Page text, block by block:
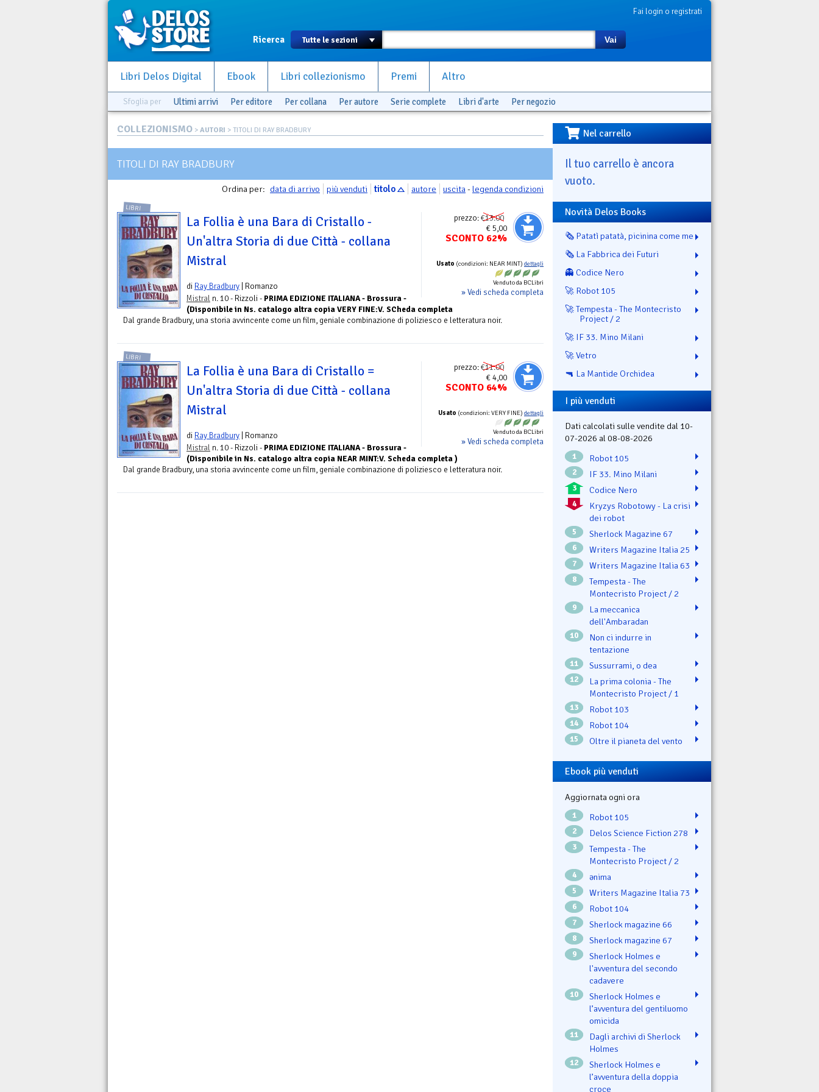
Fai login o registrati
Ricerca Vai
Libri Delos Digital Ebook Libri collezionismo Premi Altro
Sfoglia per Ultimi arrivi Per editore Per collana Per autore Serie complete Libri d'arte Per negozio
COLLEZIONISMO > AUTORI > TITOLI DI RAY BRADBURY
TITOLI DI RAY BRADBURY
Ordina per: data di arrivo più venduti titolo autore uscita-legenda condizioni
prezzo:€13.00
€ 5,00
SCONTO 62%
Usato (condizioni: NEAR MINT) dettagli
Venduto da BCLibri
» Vedi scheda completa
LIBRI
La Follia è una Bara di Cristallo -
Un'altra Storia di due Città - collana
Mistral
di Ray Bradbury | Romanzo
Mistral n. 10 - Rizzoli - PRIMA EDIZIONE ITALIANA - Brossura -
(Disponibile in Ns. catalogo altra copia VERY FINE:V. SCheda completa
Dal grande Bradbury, una storia avvincente come un film, geniale combinazione di poliziesco e letteratura noir.
prezzo:€11.00
€ 4,00
SCONTO 64%
Usato (condizioni: VERY FINE) dettagli
Venduto da BCLibri
» Vedi scheda completa
LIBRI
La Follia è una Bara di Cristallo =
Un'altra Storia di due Città - collana
Mistral
di Ray Bradbury | Romanzo
Mistral n. 10 - Rizzoli - PRIMA EDIZIONE ITALIANA - Brossura -
(Disponibile in Ns. catalogo altra copia NEAR MINT:V. Scheda completa )
Dal grande Bradbury, una storia avvincente come un film, geniale combinazione di poliziesco e letteratura noir.
Nel carrello
Il tuo carrello è ancora
vuoto.
Novità Delos Books
🗞️ Patatì patatà, picinina come me
🗞️ La Fabbrica dei Futuri
👻 Codice Nero
🚀 Robot 105
🚀 Tempesta - The Montecristo
Project / 2
🚀 IF 33. Mino Milani
🚀 Vetro
🔫 La Mantide Orchidea
I più venduti
Dati calcolati sulle vendite dal 10-
07-2026 al 08-08-2026
1 Robot 105
2 IF 33. Mino Milani
3 Codice Nero
4
Kryzys Robotowy - La crisi
dei robot
5 Sherlock Magazine 67
6 Writers Magazine Italia 25
7 Writers Magazine Italia 63
8
Tempesta - The
Montecristo Project / 2
9
La meccanica
dell'Ambaradan
10
Non ci indurre in
tentazione
11 Sussurrami, o dea
12
La prima colonia - The
Montecristo Project / 1
13 Robot 103
14 Robot 104
15 Oltre il pianeta del vento
Ebook più venduti
Aggiornata ogni ora
1 Robot 105
2 Delos Science Fiction 278
3
Tempesta - The
Montecristo Project / 2
4 ənima
5 Writers Magazine Italia 73
6 Robot 104
7 Sherlock magazine 66
8 Sherlock magazine 67
9
Sherlock Holmes e
l'avventura del secondo
cadavere
10
Sherlock Holmes e
l’avventura del gentiluomo
omicida
11
Dagli archivi di Sherlock
Holmes
12
Sherlock Holmes e
l’avventura della doppia
croce